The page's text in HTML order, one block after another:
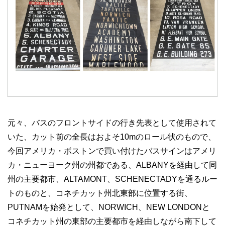
元々、バスのフロントサイドの行き先表として使用されて
いた、カット前の全長はおよそ10mのロール状のもので、
今回アメリカ・ボストンで買い付けたバスサインはアメリ
カ・ニューヨーク州の州都である、ALBANYを経由して同
州の主要都市、ALTAMONT、SCHENECTADYを通るルー
トのものと、コネチカット州北東部に位置する街、
PUTNAMを始発として、NORWICH、NEW LONDONと
コネチカット州の東部の主要都市を経由しながら南下して